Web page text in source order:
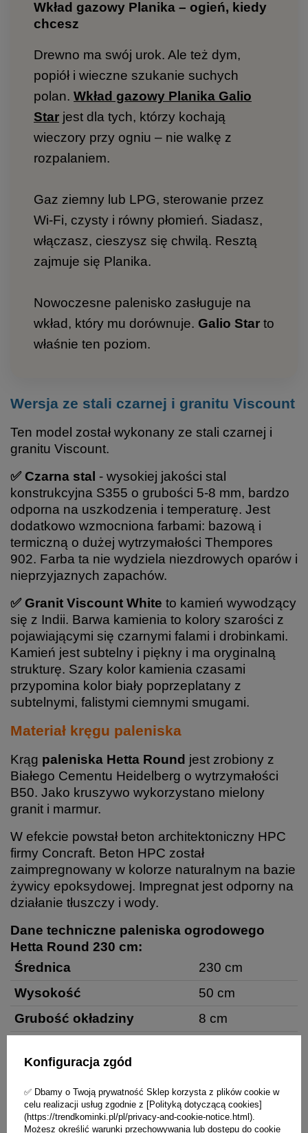
Wkład gazowy Planika – ogień, kiedy
chcesz
Drewno ma swój urok. Ale też dym,
popiół i wieczne szukanie suchych
polan. Wkład gazowy Planika Galio
Star jest dla tych, którzy kochają
wieczory przy ogniu – nie walkę z
rozpalaniem.
Gaz ziemny lub LPG, sterowanie przez
Wi-Fi, czysty i równy płomień. Siadasz,
włączasz, cieszysz się chwilą. Resztą
zajmuje się Planika.
Nowoczesne palenisko zasługuje na
wkład, który mu dorównuje. Galio Star to
właśnie ten poziom.
Wersja ze stali czarnej i granitu Viscount
Ten model został wykonany ze stali czarnej i
granitu Viscount.
✅ Czarna stal - wysokiej jakości stal
konstrukcyjna S355 o grubości 5-8 mm, bardzo
odporna na uszkodzenia i temperaturę. Jest
dodatkowo wzmocniona farbami: bazową i
termiczną o dużej wytrzymałości Thempores
902. Farba ta nie wydziela niezdrowych oparów i
nieprzyjaznych zapachów.
✅ Granit Viscount White to kamień wywodzący
się z Indii. Barwa kamienia to kolory szarości z
pojawiającymi się czarnymi falami i drobinkami.
Kamień jest subtelny i piękny i ma oryginalną
strukturę. Szary kolor kamienia czasami
przypomina kolor biały poprzeplatany z
subtelnymi, falistymi ciemnymi smugami.
Materiał kręgu paleniska
Krąg paleniska Hetta Round jest zrobiony z
Białego Cementu Heidelberg o wytrzymałości
B50. Jako kruszywo wykorzystano mielony
granit i marmur.
W efekcie powstał beton architektoniczny HPC
firmy Concraft. Beton HPC został
zaimpregnowany w kolorze naturalnym na bazie
żywicy epoksydowej. Impregnat jest odporny na
działanie tłuszczy i wody.
Dane techniczne paleniska ogrodowego
Hetta Round 230 cm:
Średnica
230 cm
Wysokość
50 cm
Grubość okładziny
8 cm
Waga
Ilość komór na drewno
8 sztuk
Pojemność komór
0,6 m3 drewna
Konfiguracja zgód
✅ Dbamy o Twoją prywatność Sklep korzysta z plików cookie w
celu realizacji usług zgodnie z [Polityką dotyczącą cookies]
(https://trendkominki.pl/pl/privacy-and-cookie-notice.html).
Możesz określić warunki przechowywania lub dostępu do cookie